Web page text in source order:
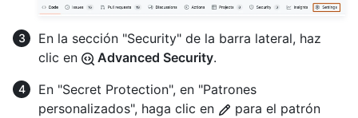
En la sección "Security" de la barra lateral, haz
clic en
Advanced Security.
En "Secret Protection", en "Patrones
personalizados", haga clic en
para el patrón